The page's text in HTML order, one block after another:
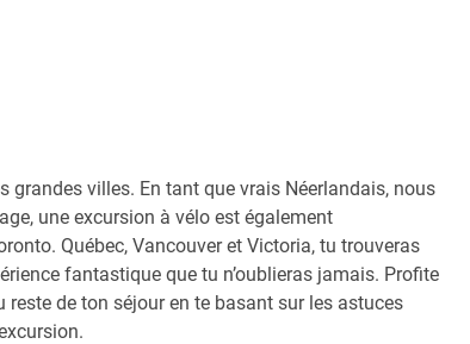
villes. En tant que vrais Néerlandais, nous
une excursion à vélo est également
Québec, Vancouver et Victoria, tu trouveras
fantastique que tu n’oublieras jamais. Profite
de ton séjour en te basant sur les astuces